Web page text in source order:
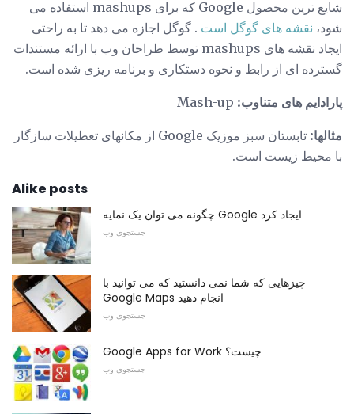
شایع ترین محصول Google که برای mashups استفاده می
شود، نقشه های گوگل است . گوگل اجازه می دهد تا به راحتی
ایجاد نقشه های mashups توسط طراحان وب با ارائه مستندات
گسترده ای از رابط و نحوه دستکاری و برنامه ریزی شده است.
پارادایم های متناوب:
مثالها:
تابستان سبز موزیک Google از مکانهای تعطیلات سازگار
با محیط زیست است.
Alike posts
چگونه می توان یک نمایه Google ایجاد کرد
جستجوی وب
چیزهایی که شما نمی دانستید که می توانید با
Google Maps انجام دهید
جستجوی وب
Google Apps for Work چیست؟
جستجوی وب